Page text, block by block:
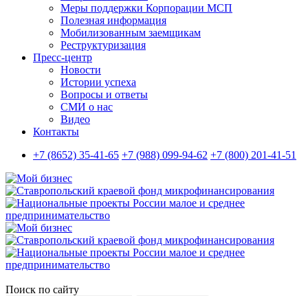
Меры поддержки Корпорации МСП
Полезная информация
Мобилизованным заемщикам
Реструктуризация
Пресс-центр
Новости
Истории успеха
Вопросы и ответы
СМИ о нас
Видео
Контакты
+7 (8652) 35-41-65 +7 (988) 099-94-62 +7 (800) 201-41-51
Поиск по сайту